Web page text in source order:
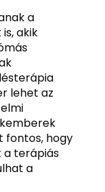
a
akik
lehet az
hogy
a terápiás
a